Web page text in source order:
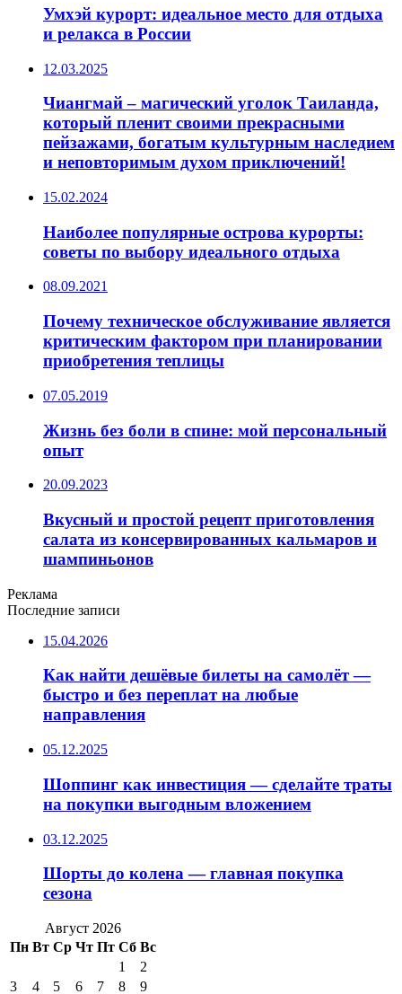
Умхэй курорт: идеальное место для отдыха
и релакса в России
12.03.2025
Чиангмай – магический уголок Таиланда,
который пленит своими прекрасными
пейзажами, богатым культурным наследием
и неповторимым духом приключений!
15.02.2024
Наиболее популярные острова курорты:
советы по выбору идеального отдыха
08.09.2021
Почему техническое обслуживание является
критическим фактором при планировании
приобретения теплицы
07.05.2019
Жизнь без боли в спине: мой персональный
опыт
20.09.2023
Вкусный и простой рецепт приготовления
салата из консервированных кальмаров и
шампиньонов
Реклама
Последние записи
15.04.2026
Как найти дешёвые билеты на самолёт —
быстро и без переплат на любые
направления
05.12.2025
Шоппинг как инвестиция — сделайте траты
на покупки выгодным вложением
03.12.2025
Шорты до колена — главная покупка
сезона
Август 2026
Пн Вт Ср Чт Пт Сб Вс
1
2
3
4 5 6 7 8 9